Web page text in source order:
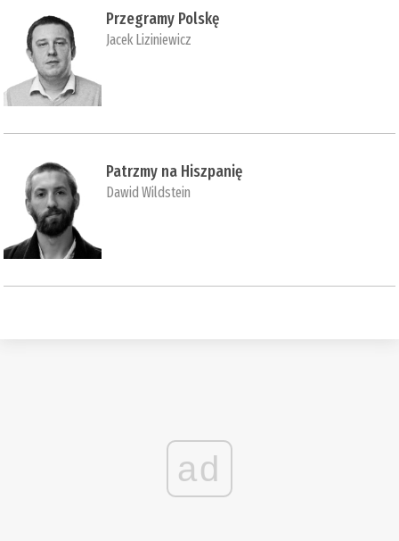
Przegramy Polskę
Jacek Liziniewicz
Patrzmy na Hiszpanię
Dawid Wildstein
ad